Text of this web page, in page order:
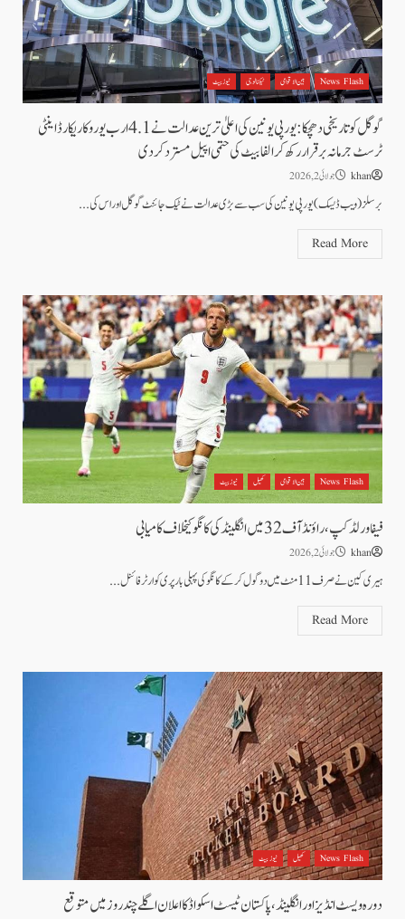
News Flash بین الاقوامی ٹیکنالوجی نیوز بیٹ
گوگل کو تاریخی دھچکا: یورپی یونین کی اعلیٰ ترین عدالت نے 4.1 ارب یورو کا ریکارڈ اینٹی
ٹرسٹ جرمانہ برقرار رکھ کر الفابیٹ کی حتمی اپیل مسترد کر دی
khan جولائی 2, 2026
برسلز( ویب ڈیسک) یورپی یونین کی سب سے بڑی عدالت نے ٹیک جائنٹ گوگل اور اس کی...
Read More
News Flash بین الاقوامی کھیل نیوز بیٹ
فیفا ورلڈکپ، راؤنڈ آف 32 میں انگلینڈ کی کانگو کیخلاف کامیابی
khan جولائی 2, 2026
ہیری کین نے صرف 11 منٹ میں دو گول کرکے کانگو کی پہلی بار پری کوارٹر فائنل...
Read More
News Flash کھیل نیوز بیٹ
دورہ ویسٹ انڈیز اور انگلینڈ، پاکستان ٹیسٹ اسکواڈ کا اعلان اگلے چند روز میں متوقع